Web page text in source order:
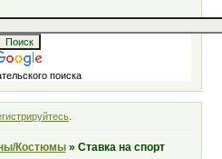
поиска
.
Костюмы » Ставка на спорт